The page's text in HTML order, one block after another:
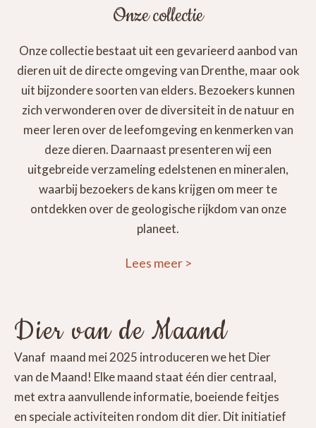
Onze collectie
Onze collectie bestaat uit een gevarieerd aanbod van
dieren uit de directe omgeving van Drenthe, maar ook
uit bijzondere soorten van elders. Bezoekers kunnen
zich verwonderen over de diversiteit in de natuur en
meer leren over de leefomgeving en kenmerken van
deze dieren. Daarnaast presenteren wij een
uitgebreide verzameling edelstenen en mineralen,
waarbij bezoekers de kans krijgen om meer te
ontdekken over de geologische rijkdom van onze
planeet.
Lees meer >
Dier van de Maand
Vanaf maand mei 2025 introduceren we het Dier
van de Maand! Elke maand staat één dier centraal,
met extra aanvullende informatie, boeiende feitjes
en speciale activiteiten rondom dit dier. Dit initiatief